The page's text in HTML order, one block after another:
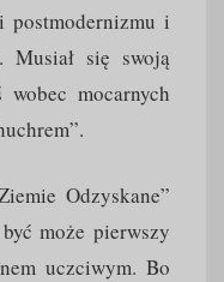
postmodernizmu i
Musiał się swoją
mocarnych
Odzyskane”
może pierwszy
uczciwym. Bo